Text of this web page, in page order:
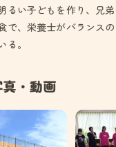
るい子どもを作り、兄
で、栄養士がバランス
る。
・動画